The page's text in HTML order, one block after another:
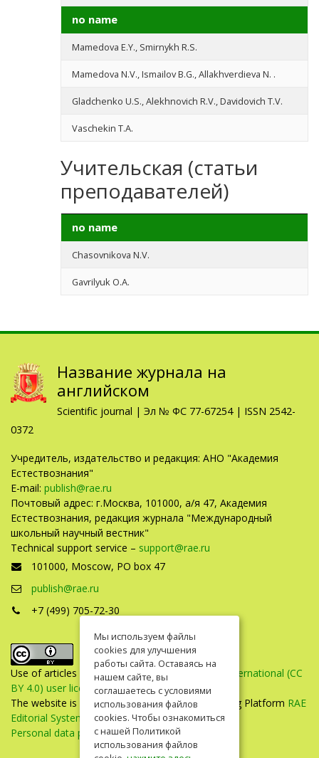
no name
Mamedova E.Y., Smirnykh R.S.
Mamedova N.V., Ismailov B.G., Allakhverdieva N. .
Gladchenko U.S., Alekhnovich R.V., Davidovich T.V.
Vaschekin T.A.
Учительская (статьи
преподавателей)
no name
Chasovnikova N.V.
Gavrilyuk O.A.
Название журнала на
английском
Scientific journal | Эл № ФС 77-67254 | ISSN 2542-
0372
Учредитель, издательство и редакция: АНО "Академия
Естествознания"
E-mail: publish@rae.ru
Почтовый адрес: г.Москва, 101000, а/я 47, Академия
Естествознания, редакция журнала "Международный
школьный научный вестник"
Technical support service – support@rae.ru
101000, Moscow, PO box 47
publish@rae.ru
+7 (499) 705-72-30
Use of articles is defined by theAttribution 4.0 International (CC
BY 4.0) user license.
The website is created on the Universal Publishing Platform RAE
Editorial System
Personal data processing policy
Мы используем файлы
cookies для улучшения
работы сайта. Оставаясь на
нашем сайте, вы
соглашаетесь с условиями
использования файлов
cookies. Чтобы ознакомиться
с нашей Политикой
использования файлов